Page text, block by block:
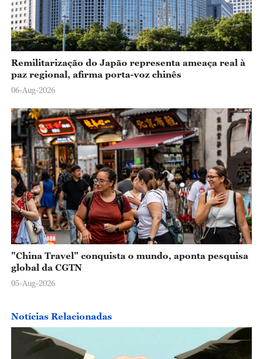
Remilitarização do Japão representa ameaça real à
paz regional, afirma porta-voz chinês
06-Aug-2026
"China Travel" conquista o mundo, aponta pesquisa
global da CGTN
05-Aug-2026
Notícias Relacionadas